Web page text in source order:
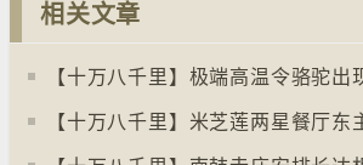
相关文章